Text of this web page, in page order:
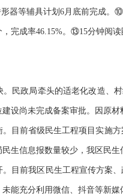
器等辅具计划 6月底前完成。 ⑩
，完成率46.15%。 ⑬15分钟阅
。民政局牵头的适老化改造
设尚未完成备案审批。因原
。目前省级民生工程项目实施
生信息报数量较少，我区民
。目前我区民生工程宣传方案
能充分利用微信、抖音等新